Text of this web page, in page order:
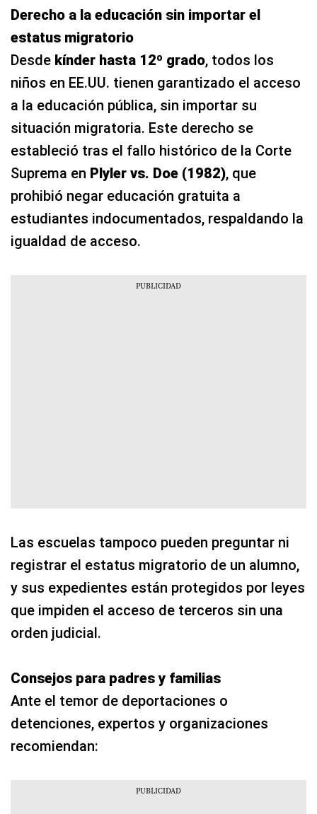
Derecho a la educación sin importar el
estatus migratorio
Desde kínder hasta 12º grado, todos los
niños en EE.UU. tienen garantizado el acceso
a la educación pública, sin importar su
situación migratoria. Este derecho se
estableció tras el fallo histórico de la Corte
Suprema en Plyler vs. Doe (1982), que
prohibió negar educación gratuita a
estudiantes indocumentados, respaldando la
igualdad de acceso.
Las escuelas tampoco pueden preguntar ni
registrar el estatus migratorio de un alumno,
y sus expedientes están protegidos por leyes
que impiden el acceso de terceros sin una
orden judicial.
Consejos para padres y familias
Ante el temor de deportaciones o
detenciones, expertos y organizaciones
recomiendan: